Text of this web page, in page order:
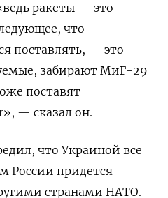
ракеты — это
что
поставлять, — это
забирают МиГ-29
поставят
», — сказал он.
что Украиной все
России придется
странами НАТО.